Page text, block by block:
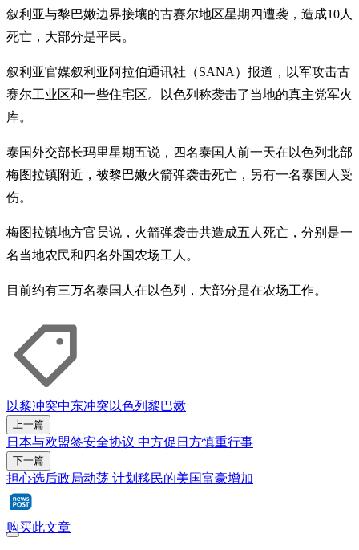
叙利亚与黎巴嫩边界接壤的古赛尔地区星期四遭袭，造成10人
死亡，大部分是平民。
叙利亚官媒叙利亚阿拉伯通讯社（SANA）报道，以军攻击古
赛尔工业区和一些住宅区。以色列称袭击了当地的真主党军火
库。
泰国外交部长玛里星期五说，四名泰国人前一天在以色列北部
梅图拉镇附近，被黎巴嫩火箭弹袭击死亡，另有一名泰国人受
伤。
梅图拉镇地方官员说，火箭弹袭击共造成五人死亡，分别是一
名当地农民和四名外国农场工人。
目前约有三万名泰国人在以色列，大部分是在农场工作。
以黎冲突中东冲突以色列 黎巴嫩
上一篇
日本与欧盟签安全协议 中方促日方慎重行事
下一篇
担心选后政局动荡 计划移民的美国富豪增加
购买此文章